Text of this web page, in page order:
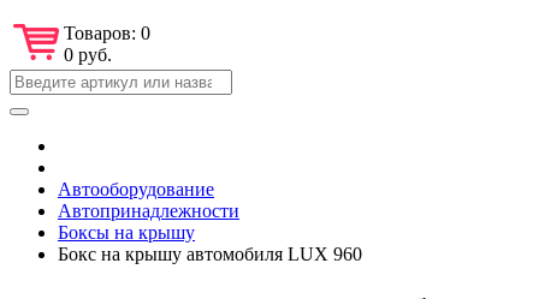
Товаров: 0
0 руб.
Автооборудование
Автопринадлежности
Боксы на крышу
Бокс на крышу автомобиля LUX 960